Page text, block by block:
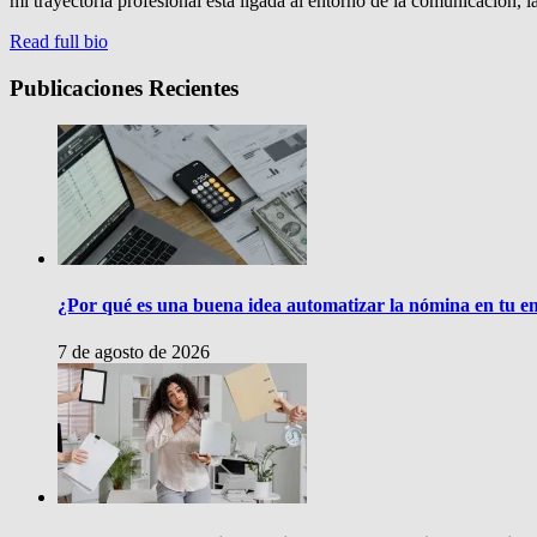
Read full bio
Publicaciones Recientes
¿Por qué es una buena idea automatizar la nómina en tu
7 de agosto de 2026